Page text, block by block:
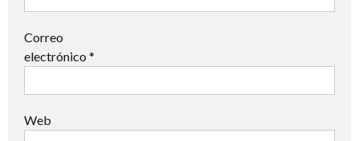
Correo
electrónico *
Web